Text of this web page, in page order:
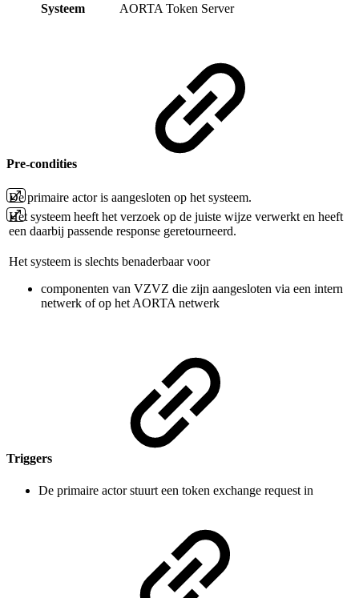
Systeem AORTA Token Server
Pre-condities
De primaire actor is aangesloten op het systeem.
Het systeem heeft het verzoek op de juiste wijze verwerkt en heeft
een daarbij passende response geretourneerd.
Het systeem is slechts benaderbaar voor
componenten van VZVZ die zijn aangesloten via een intern
netwerk of op het AORTA netwerk
Triggers
De primaire actor stuurt een token exchange request in